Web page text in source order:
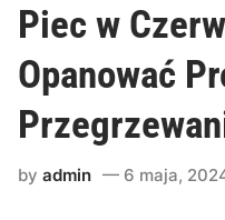
s
t
e
d
n
Piec w
Opanować
byadmin 6 maja,